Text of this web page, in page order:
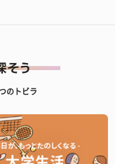
のトビラ